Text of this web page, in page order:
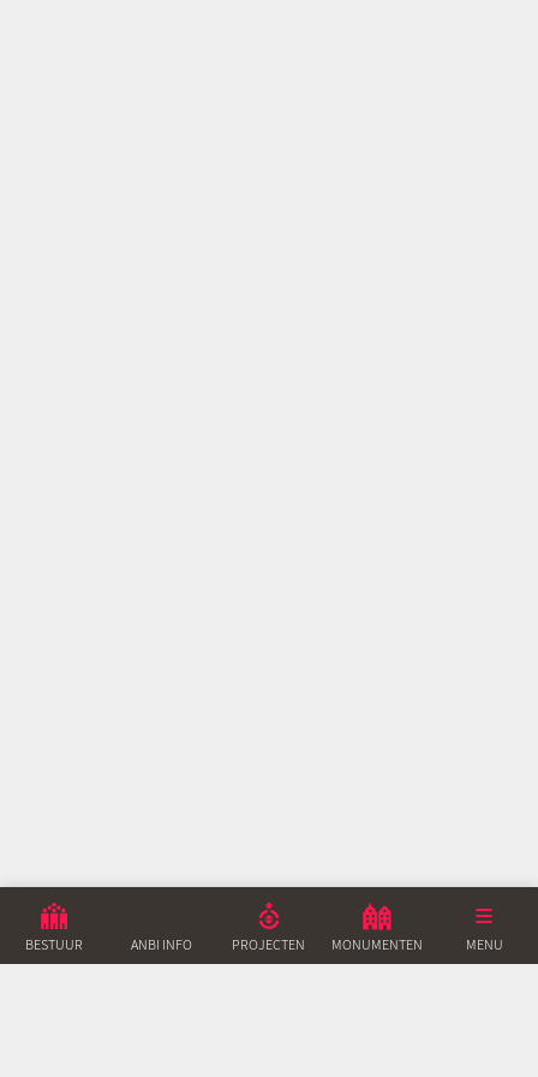
BESTUUR ANBI INFO PROJECTEN MONUMENTEN ACTUEEL
MENU